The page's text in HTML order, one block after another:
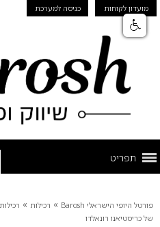
מועדון לקוחות כניסה למערכת
תפריט
פורטל היופי הישראלי Barosh » רכילות »
של כריסטיאנו רונאלדו